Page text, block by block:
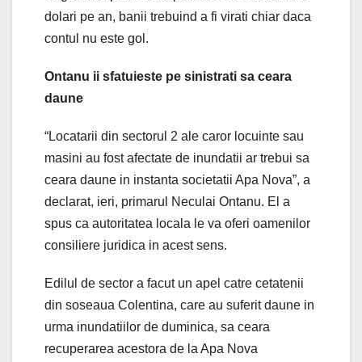
dolari pe an, banii trebuind a fi virati chiar daca
contul nu este gol.
Ontanu ii sfatuieste pe sinistrati sa ceara
daune
“Locatarii din sectorul 2 ale caror locuinte sau
masini au fost afectate de inundatii ar trebui sa
ceara daune in instanta societatii Apa Nova”, a
declarat, ieri, primarul Neculai Ontanu. El a
spus ca autoritatea locala le va oferi oamenilor
consiliere juridica in acest sens.
Edilul de sector a facut un apel catre cetatenii
din soseaua Colentina, care au suferit daune in
urma inundatiilor de duminica, sa ceara
recuperarea acestora de la Apa Nova